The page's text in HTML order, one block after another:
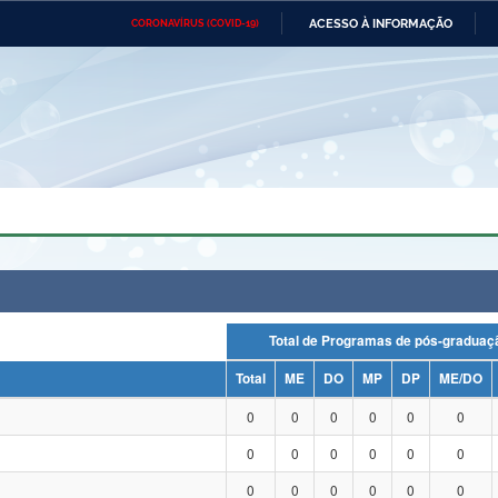
CORONAVÍRUS (COVID-19) ACESSO À INFORMAÇÃO
Ministério das Relações
Ministério do Desenvolvimento
Regional e
Advocacia-Geral da União Banco Central do Brasil
Total de Programas de pós-
Total
ME DO MP DP
ME/DO
0
0 0 0 0
0
0
0 0 0 0
0
0
0 0 0 0 0